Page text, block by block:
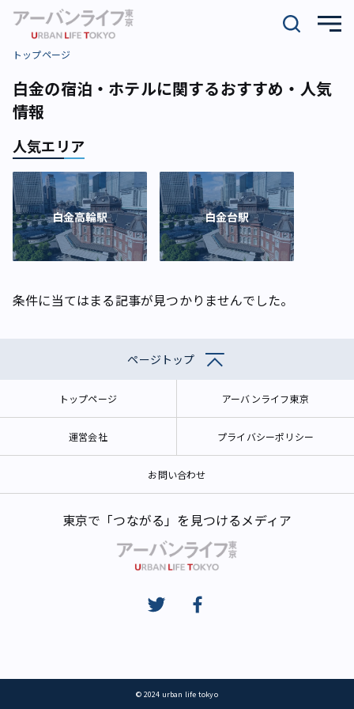
トップページ
白金の宿泊・ホテルに関するおすすめ・人気
情報
人気エリア
白金高輪駅 白金台駅
条件に当てはまる記事が見つかりませんでした。
ページトップ
トップページ アーバンライフ東京
運営会社 プライバシーポリシー
お問い合わせ
東京で「つながる」を見つけるメディア
© 2024 urban life tokyo